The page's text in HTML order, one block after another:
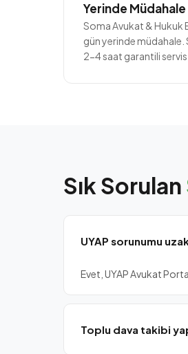
Yerinde Müdahale
Soma Avukat & Hukuk
gün yerinde müdahale.
2-4 saat garantili servis.
Sık Sorulan
UYAP sorunumu
Evet, UYAP Avukat
Toplu dava takibi